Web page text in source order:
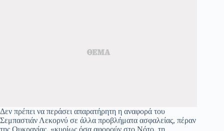
Δεν πρέπει να περάσει απαρατήρητη η αναφορά του
Σεμπαστιάν Λεκορνύ σε άλλα προβλήματα ασφαλείας, πέραν